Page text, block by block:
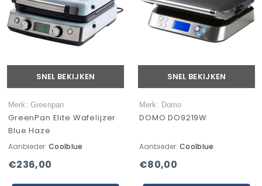
SNEL BEKIJKEN
Merk: Greenpan
GreenPan Elite Wafelijzer
Blue Haze
Aanbieder: Coolblue
€236,00
SNEL BEKIJKEN
Merk: Domo
DOMO DO9219W
Aanbieder: Coolblue
€80,00